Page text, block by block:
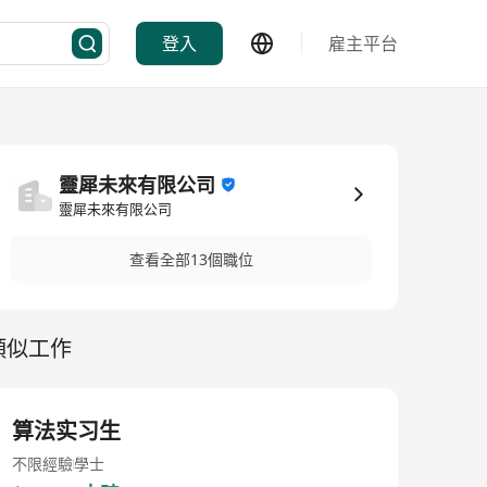
登入 雇主平台
靈犀未來有限公司
靈犀未來有限公司
查看全部13個職位
似工作
算法实习生
不限經驗學士